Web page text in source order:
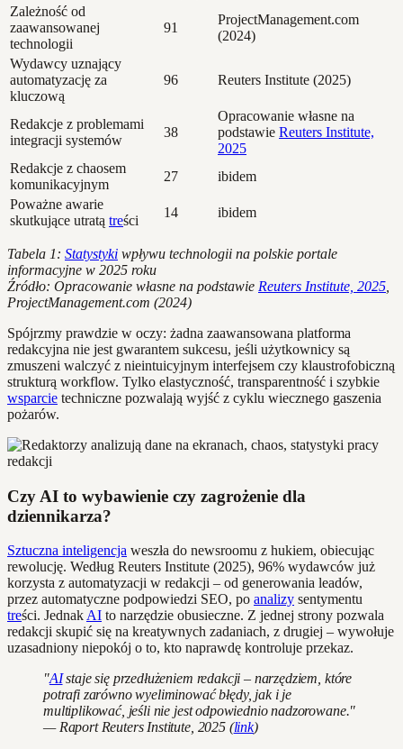
Zależność od
zaawansowanej
technologii
91
ProjectManagement.com
(2024)
Wydawcy uznający
automatyzację za
kluczową
96 Reuters Institute (2025)
Redakcje z problemami
integracji systemów
38
Opracowanie własne na
podstawie Reuters Institute,
2025
Redakcje z chaosem
komunikacyjnym
27
ibidem
Poważne awarie
skutkujące utratą treści
14 ibidem
Tabela 1: Statystyki wpływu technologii na polskie portale
informacyjne w 2025 roku
Źródło: Opracowanie własne na podstawie Reuters Institute, 2025
ProjectManagement.com (2024)
Spójrzmy prawdzie w oczy: żadna zaawansowana platforma
redakcyjna nie jest gwarantem sukcesu, jeśli użytkownicy są
zmuszeni walczyć z nieintuicyjnym interfejsem czy klaustrofobiczną
strukturą workflow. Tylko elastyczność, transparentność i szybkie
wsparcie techniczne pozwalają wyjść z cyklu wiecznego gaszenia
pożarów.
Czy AI to wybawienie czy zagrożenie dla
dziennikarza?
Sztuczna inteligencja weszła do newsroomu z hukiem, obiecując
rewolucję. Według Reuters Institute (2025), 96% wydawców już
korzysta z automatyzacji w redakcji – od generowania leadów,
przez automatyczne podpowiedzi SEO, po analizy sentymentu
treści. Jednak AI to narzędzie obusieczne. Z jednej strony pozwala
redakcji skupić się na kreatywnych zadaniach, z drugiej – wywołuje
uzasadniony niepokój o to, kto naprawdę kontroluje przekaz.
"AIstaje się przedłużeniem redakcji – narzędziem, które
potrafi zarówno wyeliminować błędy, jak i je
multiplikować, jeśli nie jest odpowiednio nadzorowane."
— Raport Reuters Institute, 2025 (link)